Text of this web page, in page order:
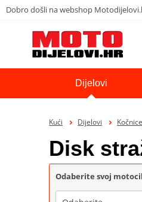
Dobro došli na webshop
Dijelovi
Kući Dijelovi Kočnice
Disk
Odaberite svoj